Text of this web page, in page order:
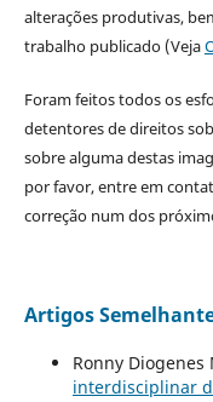
alterações produtivas,
trabalho publicado (Veja
Foram feitos todos os
detentores de direitos
sobre alguma destas
por favor, entre em
correção num dos
Artigos
Ronny Diogenes
interdisciplinar